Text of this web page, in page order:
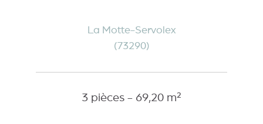
La Motte-Servolex
(73290)
3 pièces - 69,20 m²